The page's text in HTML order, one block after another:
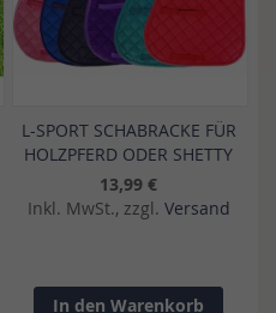
L-SPORT SCHABRACKE FÜR
HOLZPFERD ODER SHETTY
13,99 €
Inkl. MwSt., zzgl. Versand
In den Warenkorb